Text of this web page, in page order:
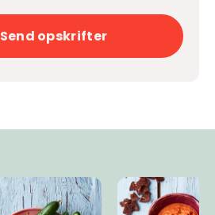
Send opskrifter